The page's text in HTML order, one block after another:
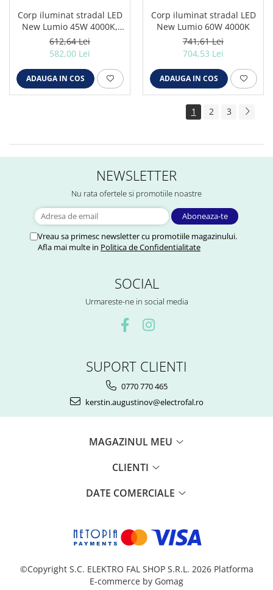
Corp iluminat stradal LED
New Lumio 45W 4000K,
Solentis
612,64 Lei
582,00 Lei
ADAUGA IN COS
Corp iluminat stradal LED
New Lumio 60W 4000K
741,61 Lei
704,53 Lei
ADAUGA IN COS
1 2 3
NEWSLETTER
Nu rata ofertele si promotiile noastre
Vreau sa primesc newsletter cu promotiile magazinului.
Afla mai multe in Politica de Confidentialitate
SOCIAL
Urmareste-ne in social media
SUPORT CLIENTI
0770 770 465
kerstin.augustinov@electrofal.ro
MAGAZINUL MEU
CLIENTI
DATE COMERCIALE
©Copyright S.C. ELEKTRO FAL SHOP S.R.L. 2026 Platforma
E-commerce by Gomag